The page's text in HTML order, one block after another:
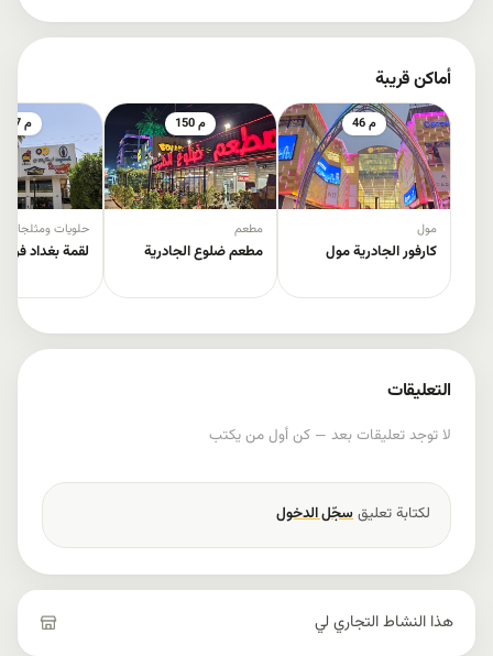
أماكن قريبة
46 م
مول
كارفور الجادرية مول
150 م
مطعم
مطعم ضلوع الجادرية
157 م
حلويات ومثلجات
لقمة بغداد فرع
التعليقات
لا توجد تعليقات بعد — كن أول من يكتب
لكتابة تعليقسجّل الدخول
هذا النشاط التجاري لي